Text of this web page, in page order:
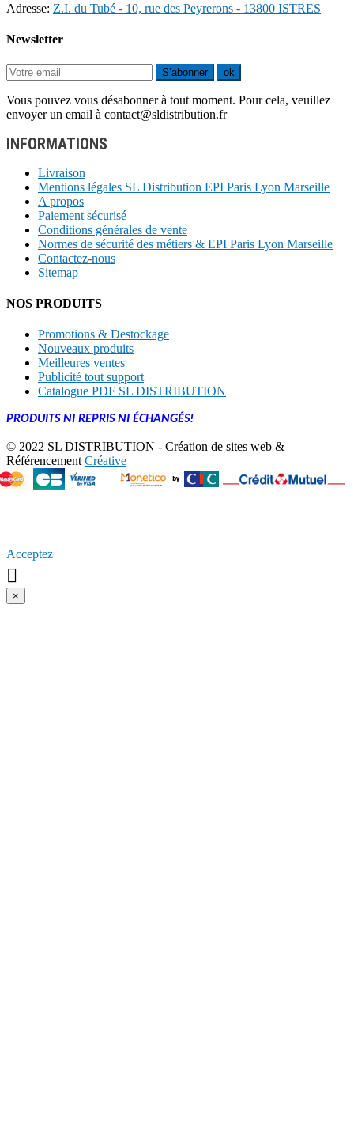
Adresse: Z.I. du Tubé - 10, rue des Peyrerons - 13800 ISTRES
Newsletter
S’abonner ok
Vous pouvez vous désabonner à tout moment. Pour cela, veuillez
envoyer un email à contact@sldistribution.fr
INFORMATIONS
Livraison
Mentions légales SL Distribution EPI Paris Lyon Marseille
A propos
Paiement sécurisé
Conditions générales de vente
Normes de sécurité des métiers & EPI Paris Lyon Marseille
Contactez-nous
Sitemap
NOS PRODUITS
Promotions & Destockage
Nouveaux produits
Meilleures ventes
Publicité tout support
Catalogue PDF SL DISTRIBUTION
PRODUITS NI REPRIS NI ÉCHANGÉS!
© 2022 SL DISTRIBUTION - Création de sites web &
Référencement Créative
Acceptez

×